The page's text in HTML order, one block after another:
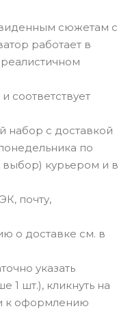
сюжетам с
работает в
соответствует
набор с доставкой
по
курьером и в
почту,
о доставке см. в
указать
1 шт.), кликнуть на
к оформлению